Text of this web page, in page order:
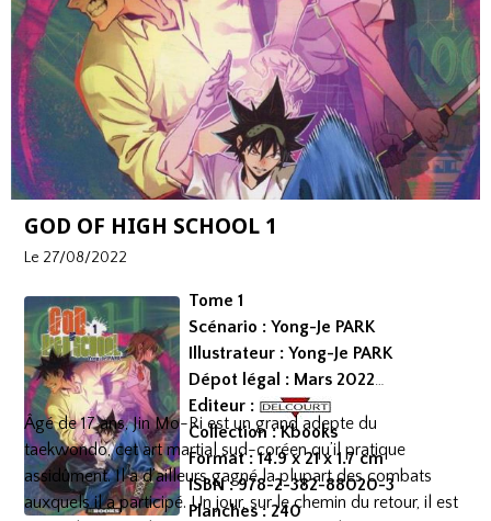
GOD OF HIGH SCHOOL 1
Le 27/08/2022
Tome 1
Scénario : Yong-Je PARK
Illustrateur : Yong-Je PARK
Dépot légal : Mars 2022
Editeur :
Collection : Kbooks
Format : 14.9 x 21 x 1.7 cm
ISBN : 978-2-382-88020-3
Planches : 240
Âgé de 17 ans, Jin Mo-Ri est un grand adepte du
taekwondo, cet art martial sud-coréen qu’il pratique
assidûment. Il a d’ailleurs gagné la plupart des combats
auxquels il a participé. Un jour, sur le chemin du retour, il est